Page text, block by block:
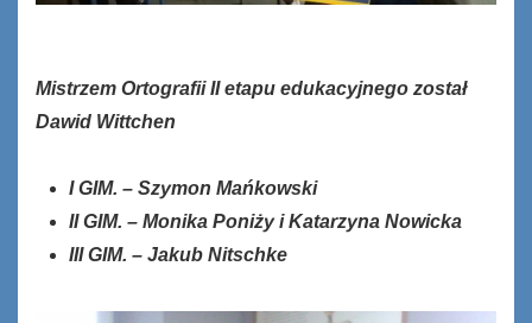
Mistrzem Ortografii II etapu edukacyjnego został
Dawid Wittchen
I GIM. – Szymon Mańkowski
II GIM. – Monika Poniży i Katarzyna Nowicka
III GIM. – Jakub Nitschke